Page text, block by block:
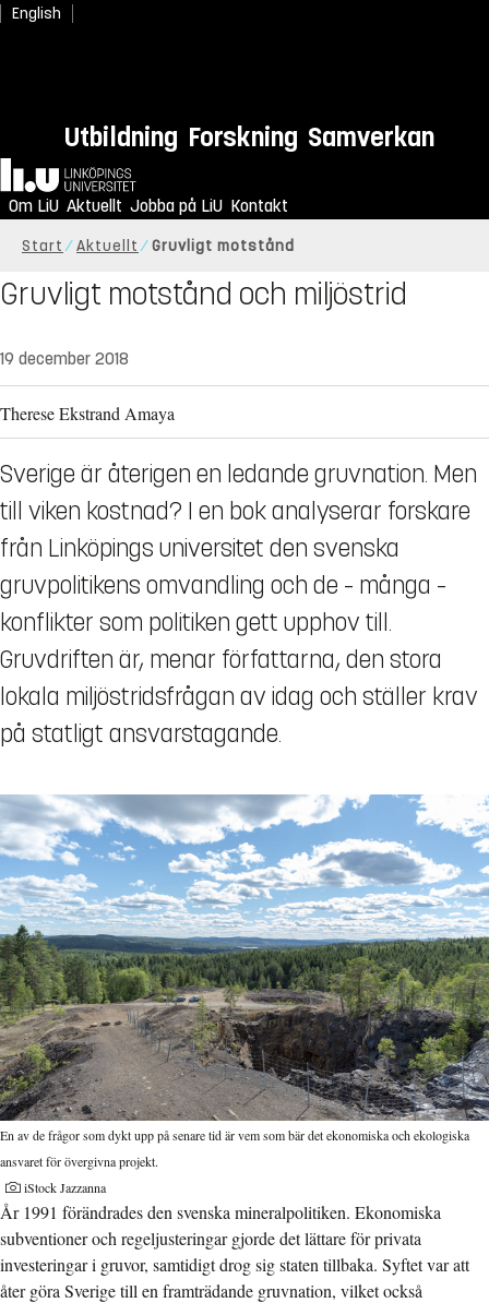
English
Utbildning Forskning Samverkan
Hem
Om LiU Aktuellt Jobba på LiU Kontakt
Start Aktuellt Gruvligt motstånd
Gruvligt motstånd och miljöstrid
19 december 2018
Therese Ekstrand Amaya
Sverige är återigen en ledande gruvnation. Men
till viken kostnad? I en bok analyserar forskare
från Linköpings universitet den svenska
gruvpolitikens omvandling och de – många –
konflikter som politiken gett upphov till.
Gruvdriften är, menar författarna, den stora
lokala miljöstridsfrågan av idag och ställer krav
på statligt ansvarstagande.
En av de frågor som dykt upp på senare tid är vem som bär det ekonomiska och ekologiska
ansvaret för övergivna projekt.
iStock Jazzanna
År 1991 förändrades den svenska mineralpolitiken. Ekonomiska
subventioner och regeljusteringar gjorde det lättare för privata
investeringar i gruvor, samtidigt drog sig staten tillbaka. Syftet var att
åter göra Sverige till en framträdande gruvnation, vilket också